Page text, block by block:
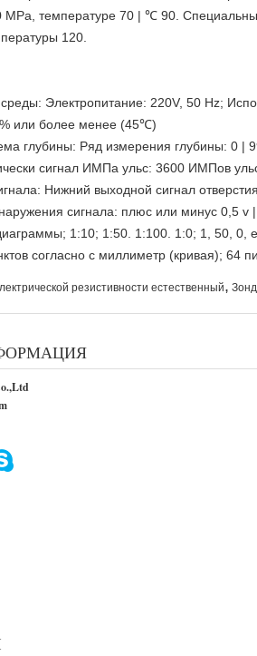
температуре 70 | ℃ 90.
120.
Электропитание: 220V, 50 Hz;
или более менее (45℃)
глубины: Ряд измерения глубины: 0
сигнал ИМПа ульс: 3600 ИМПов
Нижний выходной сигнал
сигнала: плюс или минус 0,5 v
1:10; 1:50. 1:100. 1:0; 1, 50, 0,
согласно с миллиметр (кривая); 64
резистивности естественный,